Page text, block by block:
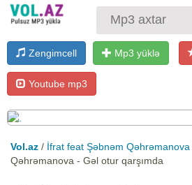
Zengimcell Mp3 yüklə
Youtube mp3
Vol.az / İfrat feat Şəbnəm Qəhrəmanova
Qəhrəmanova - Gəl otur qarşımda